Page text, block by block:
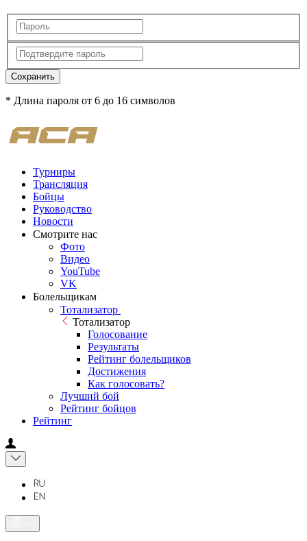
Сохранить
* Длина пароля от 6 до 16 символов
Турниры
Трансляция
Бойцы
Руководство
Новости
Смотрите нас
Фото
Видео
YouTube
VK
Болельщикам
Тотализатор
Тотализатор
Голосование
Результаты
Рейтинг болельщиков
Достижения
Как голосовать?
Лучший бой
Рейтинг бойцов
Рейтинг